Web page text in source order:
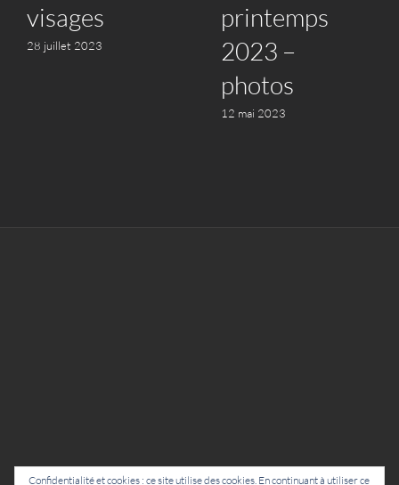
visages
28 juillet 2023
printemps
2023 –
photos
12 mai 2023
Confidentialité et cookies : ce site utilise des cookies. En continuant à utiliser ce